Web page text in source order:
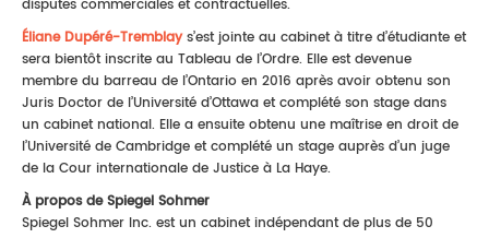
disputes commerciales et contractuelles.
Éliane Dupéré-Tremblays’est jointe au cabinet à titre d’étudiante et
sera bientôt inscrite au Tableau de l’Ordre. Elle est devenue
membre du barreau de l’Ontario en 2016 après avoir obtenu son
Juris Doctor de l’Université d’Ottawa et complété son stage dans
un cabinet national. Elle a ensuite obtenu une maîtrise en droit de
l’Université de Cambridge et complété un stage auprès d’un juge
de la Cour internationale de Justice à La Haye.
À propos de Spiegel Sohmer
Spiegel Sohmer Inc. est un cabinet indépendant de plus de 50